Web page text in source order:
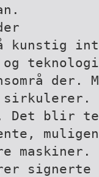
kunstig
der.
Det blir
maskiner.